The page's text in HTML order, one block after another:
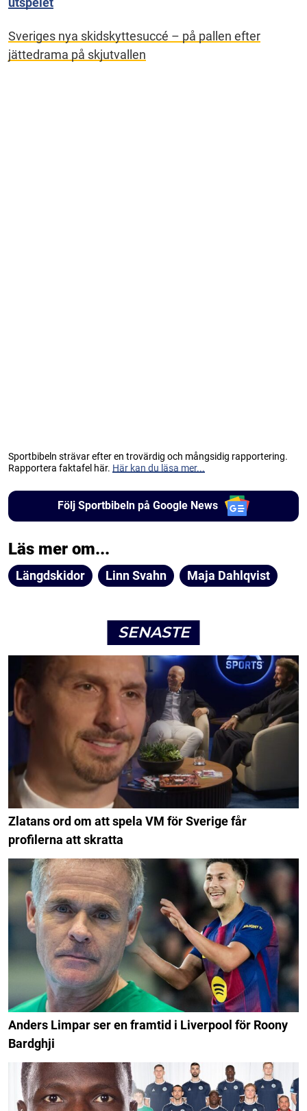
Sveriges nya skidskyttesuccé – på pallen efter
jättedrama på skjutvallen
Sportbibeln strävar efter en trovärdig och mångsidig rapportering.
Rapportera faktafel här. Här kan du läsa mer...
Följ Sportbibeln på Google News
Läs mer om...
Längdskidor Linn Svahn Maja Dahlqvist
SENASTE
Zlatans ord om att spela VM för Sverige får
profilerna att skratta
Anders Limpar ser en framtid i Liverpool för Roony
Bardghji